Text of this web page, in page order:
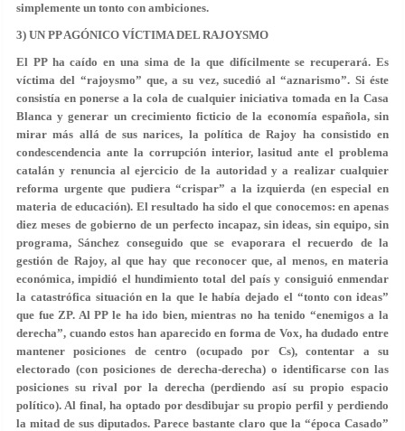
simplemente un tonto con ambiciones.
3) UN PP AGÓNICO VÍCTIMA DEL RAJOYSMO
El PP ha caído en una sima de la que difícilmente se recuperará. Es
víctima del “rajoysmo” que, a su vez, sucedió al “aznarismo”. Si éste
consistía en ponerse a la cola de cualquier iniciativa tomada en la Casa
Blanca y generar un crecimiento ficticio de la economía española, sin
mirar más allá de sus narices, la política de Rajoy ha consistido en
condescendencia ante la corrupción interior, lasitud ante el problema
catalán y renuncia al ejercicio de la autoridad y a realizar cualquier
reforma urgente que pudiera “crispar” a la izquierda (en especial en
materia de educación). El resultado ha sido el que conocemos: en apenas
diez meses de gobierno de un perfecto incapaz, sin ideas, sin equipo, sin
programa, Sánchez conseguido que se evaporara el recuerdo de la
gestión de Rajoy, al que hay que reconocer que, al menos, en materia
económica, impidió el hundimiento total del país y consiguió enmendar
la catastrófica situación en la que le había dejado el “tonto con ideas”
que fue ZP. Al PP le ha ido bien, mientras no ha tenido “enemigos a la
derecha”, cuando estos han aparecido en forma de Vox, ha dudado entre
mantener posiciones de centro (ocupado por Cs), contentar a su
electorado (con posiciones de derecha-derecha) o identificarse con las
posiciones su rival por la derecha (perdiendo así su propio espacio
político). Al final, ha optado por desdibujar su propio perfil y perdiendo
la mitad de sus diputados. Parece bastante claro que la “época Casado”